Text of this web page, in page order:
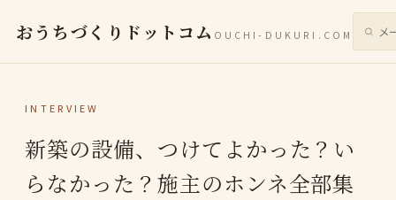
おうちづくりドットコム OUCHI-DUKURI.COM サイ
INTERVIEW
新築の設備、つけてよかった？い
らなかった？施主のホンネ全部集